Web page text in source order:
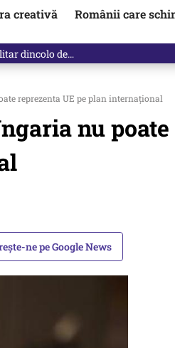
creativă
Românii care
dincolo de…
reprezenta UE pe plan internațional
nu poate
ne pe Google News